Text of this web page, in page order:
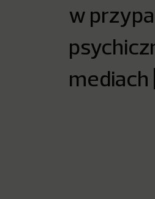
w
mediach